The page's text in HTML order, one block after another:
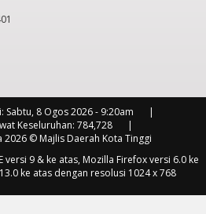
Sabtu, 8 Ogos 2026 - 9:20am
Keseluruhan: 784,728
© Majlis Daerah Kota Tinggi
versi 9 & ke atas, Mozilla Firefox versi 6.0 ke
ke atas dengan resolusi 1024 x 768